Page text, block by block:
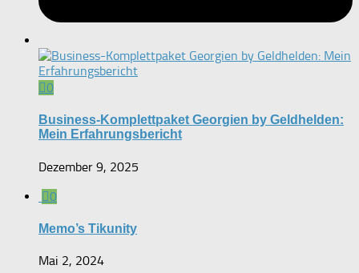
0
Business-Komplettpaket Georgien by Geldhelden:
Mein Erfahrungsbericht
Dezember 9, 2025
0
Memo’s Tikunity
Mai 2, 2024